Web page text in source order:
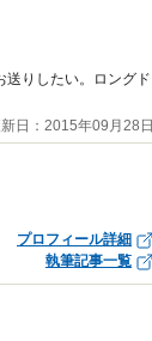
送りしたい。ロングド
日：2015年09月28日
プロフィール詳細
執筆記事一覧